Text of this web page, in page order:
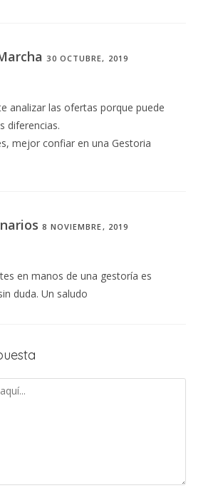
30 OCTUBRE, 2019
analizar las ofertas porque puede
diferencias.
mejor confiar en una Gestoria
8 NOVIEMBRE, 2019
en manos de una gestoría es
duda. Un saludo